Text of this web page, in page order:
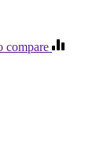
compare